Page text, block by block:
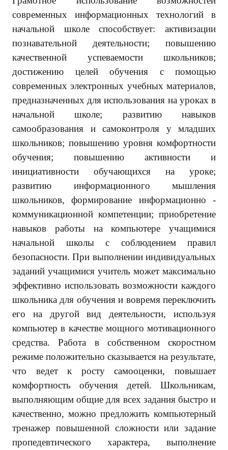
современных информационных технологий в
начальной школе способствует: активизации
познавательной деятельности; повышению
качественной успеваемости школьников;
достижению целей обучения с помощью
современных электронных учебных материалов,
предназначенных для использования на уроках в
начальной школе; развитию навыков
самообразования и самоконтроля у младших
школьников; повышению уровня комфортности
обучения; повышению активности и
инициативности обучающихся на уроке;
развитию информационного мышления
школьников, формирование информационно -
коммуникационной компетенции; приобретение
навыков работы на компьютере учащимися
начальной школы с соблюдением правил
безопасности. При выполнении индивидуальных
заданий учащимися учитель может максимально
эффективно использовать возможности каждого
школьника для обучения и вовремя переключить
его на другой вид деятельности, используя
компьютер в качестве мощного мотивационного
средства. Работа в собственном скоростном
режиме положительно сказывается на результате,
что ведет к росту самооценки, повышает
комфортность обучения детей. Школьникам,
выполняющим общие для всех задания быстро и
качественно, можно предложить компьютерный
тренажер повышенной сложности или задание
пропедевтического характера, выполнение